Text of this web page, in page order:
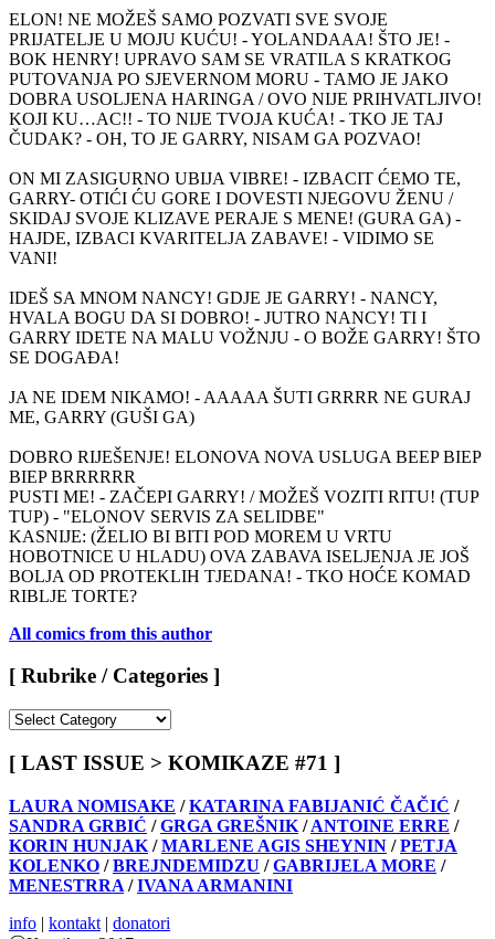
ELON! NE MOŽEŠ SAMO POZVATI SVE SVOJE
PRIJATELJE U MOJU KUĆU! - YOLANDAAA! ŠTO JE! -
BOK HENRY! UPRAVO SAM SE VRATILA S KRATKOG
PUTOVANJA PO SJEVERNOM MORU - TAMO JE JAKO
DOBRA USOLJENA HARINGA / OVO NIJE PRIHVATLJIVO!
KOJI KU…AC!! - TO NIJE TVOJA KUĆA! - TKO JE TAJ
ČUDAK? - OH, TO JE GARRY, NISAM GA POZVAO!
ON MI ZASIGURNO UBIJA VIBRE! - IZBACIT ĆEMO TE,
GARRY- OTIĆI ĆU GORE I DOVESTI NJEGOVU ŽENU /
SKIDAJ SVOJE KLIZAVE PERAJE S MENE! (GURA GA) -
HAJDE, IZBACI KVARITELJA ZABAVE! - VIDIMO SE
VANI!
IDEŠ SA MNOM NANCY! GDJE JE GARRY! - NANCY,
HVALA BOGU DA SI DOBRO! - JUTRO NANCY! TI I
GARRY IDETE NA MALU VOŽNJU - O BOŽE GARRY! ŠTO
SE DOGAĐA!
JA NE IDEM NIKAMO! - AAAAA ŠUTI GRRRR NE GURAJ
ME, GARRY (GUŠI GA)
DOBRO RIJEŠENJE! ELONOVA NOVA USLUGA BEEP BIEP
BIEP BRRRRRR
PUSTI ME! - ZAČEPI GARRY! / MOŽEŠ VOZITI RITU! (TUP
TUP) - "ELONOV SERVIS ZA SELIDBE"
KASNIJE: (ŽELIO BI BITI POD MOREM U VRTU
HOBOTNICE U HLADU) OVA ZABAVA ISELJENJA JE JOŠ
BOLJA OD PROTEKLIH TJEDANA! - TKO HOĆE KOMAD
RIBLJE TORTE?
All comics from this author
[ Rubrike / Categories ]
/
Categories
]
[ LAST ISSUE > KOMIKAZE #71 ]
LAURA NOMISAKE /KATARINA FABIJANIĆ ČAČIĆ /
SANDRA GRBIĆ / GRGA GREŠNIK / ANTOINE ERRE /
KORIN HUNJAK / MARLENE AGIS SHEYNIN / PETJA
KOLENKO / BREJNDEMIDZU / GABRIJELA MORE /
MENESTRRA / IVANA ARMANINI
info | kontakt | donatori